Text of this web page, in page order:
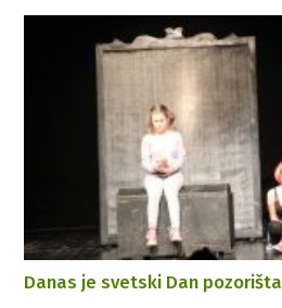
Danas je svetski Dan pozorišta